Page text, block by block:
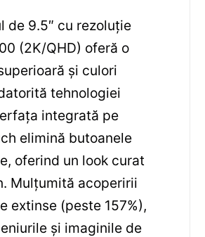
de 9.5″ cu rezoluție
(2K/QHD) oferă o
și culori
tehnologiei
integrată pe
elimină butoanele
oferind un look curat
Mulțumită acoperirii
extinse (peste 157%),
și imaginile de